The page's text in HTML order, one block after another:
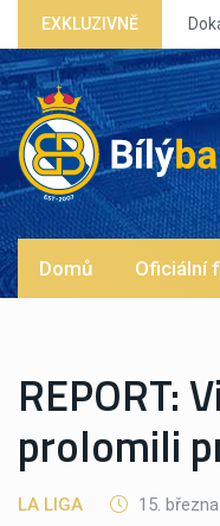
EXKLUZIVNĚ
Domů Oficiální
REPORT:
prolomili
LA LIGA 15.